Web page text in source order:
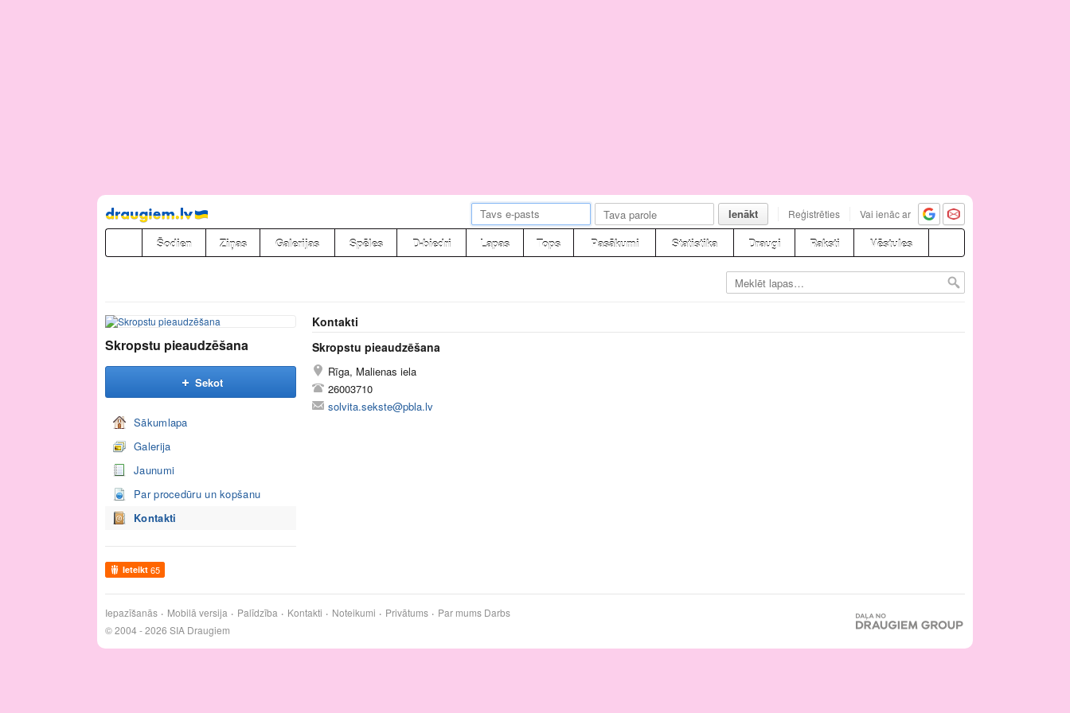
Pāriet
uz
saturu
Ienākt Reģistrēties Vai ienāc ar
Šodien Ziņas Galerijas Spēles D-biedri Lapas Tops Pasākumi Statistika Draugi Raksti Vēstules
Skropstu pieaudzēšana
Sekot
Sākumlapa
Galerija
Jaunumi
Par procedūru un kopšanu
Kontakti
Ieteikt 65
Kontakti
Skropstu pieaudzēšana
Rīga, Malienas iela
26003710
solvita.sekste@pbla.lv
Iepazīšanās Mobilā versija Palīdzība Kontakti Noteikumi Privātums Par mums Darbs
© 2004 - 2026 SIA Draugiem